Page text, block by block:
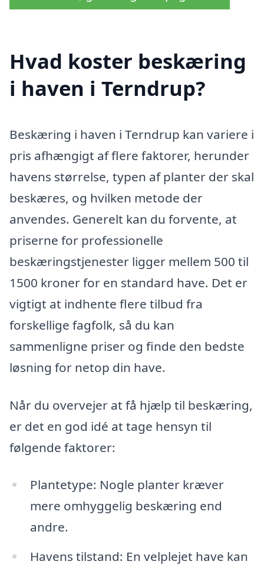
Hvad koster beskæring
i haven i Terndrup?
Beskæring i haven i Terndrup kan variere i
pris afhængigt af flere faktorer, herunder
havens størrelse, typen af planter der skal
beskæres, og hvilken metode der
anvendes. Generelt kan du forvente, at
priserne for professionelle
beskæringstjenester ligger mellem 500 til
1500 kroner for en standard have. Det er
vigtigt at indhente flere tilbud fra
forskellige fagfolk, så du kan
sammenligne priser og finde den bedste
løsning for netop din have.
Når du overvejer at få hjælp til beskæring,
er det en god idé at tage hensyn til
følgende faktorer:
Plantetype: Nogle planter kræver
mere omhyggelig beskæring end
andre.
Havens tilstand: En velplejet have kan